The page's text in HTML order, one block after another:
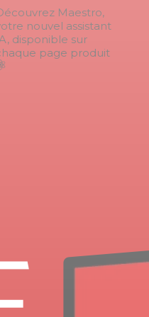
Maestro,
nouvel assistant
disponible sur
page produit